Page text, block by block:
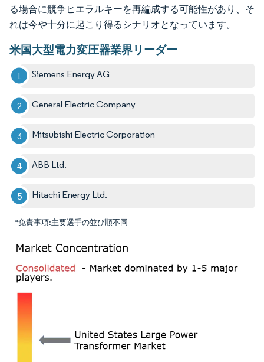
る場合に競争ヒエラルキーを再編成する可能性があり、そ
れは今や十分に起こり得るシナリオとなっています。
米国大型電力変圧器業界リーダー
Siemens Energy AG
General Electric Company
Mitsubishi Electric Corporation
ABB Ltd.
Hitachi Energy Ltd.
*免責事項:主要選手の並び順不同